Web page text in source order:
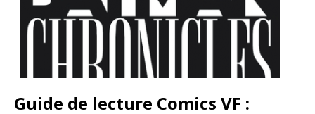
Guide de lecture Comics VF :